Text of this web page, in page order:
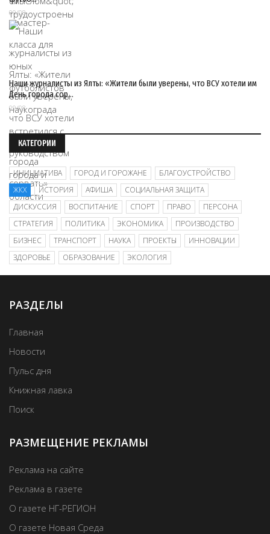
09/08
Наши журналисты из Ялты: «Жители были уверены, что ВСУ хотели им
День города сор…
09/08
КАТЕГОРИИ
ИНИЦИАТИВА ГОРОД И ГОРОЖАНЕ
БЛАГОУСТРОЙСТВО
ЖКХ
ИСТОРИЯ АФИША
СОЦИАЛЬНАЯ ЗАЩИТА
ДИСКУССИЯ
ВОСПИТАНИЕ СПОРТ ПРАВО
ПЕРСОНА
СТРАТЕГИЯ
ПОЛИТИКА ЭКОНОМИКА
ПРОИЗВОДСТВО
БИЗНЕС
ТРАНСПОРТ НАУКА ПРОЕКТЫ
ИННОВАЦИИ
ЗДОРОВЬЕ
ОБРАЗОВАНИЕ ЭКОЛОГИЯ
РАЗДЕЛЫ
Главная
Новости
Пульс дня
Книжная лавка
Поиск
РАЗМЕЩЕНИЕ РЕКЛАМЫ
Реклама на сайте
Реклама в газете
О газете НГ-РЕГИОН
О газете Новая Среда